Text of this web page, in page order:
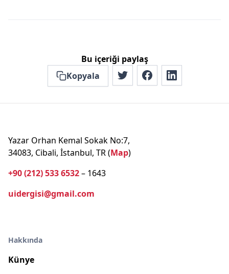
Bu içeriği paylaş
Kopyala
Yazar Orhan Kemal Sokak No:7,
34083, Cibali, İstanbul, TR (Map)
+90 (212) 533 6532– 1643
uidergisi@gmail.com
Hakkında
Künye